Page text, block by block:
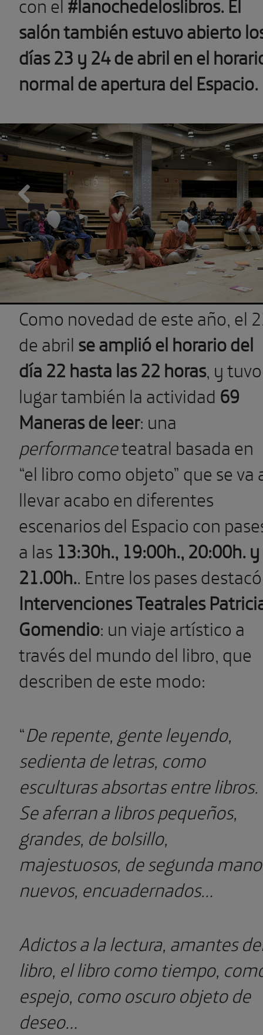
salón también estuvo abierto
días 23 y 24 de abril en el
normal de apertura del Espacio.
Previous
Como novedad de este año, el
de abrilseamplió el horario del
día 22 hasta las 22 horas, y tuvo
lugar también la actividad 69
Maneras de leer: una
performanceteatral basada en
“el libro como objeto” que se va
llevar acabo en diferentes
escenarios del Espacio con
a las 13:30h., 19:00h., 20:00h. y
21.00h.. Entre los pases destacó
Intervenciones Teatrales
Gomendio: un viaje artístico a
través del mundo del libro, que
describen de este modo:
“De repente, gente leyendo,
sedienta de letras, como
esculturas absortas entre libros.
Se aferran a libros pequeños,
grandes, de bolsillo,
majestuosos, de segunda
nuevos, encuadernados…
Adictos a la lectura, amantes
libro, el libro como tiempo,
espejo, como oscuro objeto de
deseo…